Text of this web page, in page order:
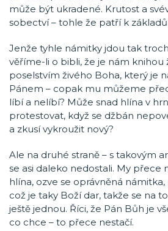
může být ukradené. Krutost a
sobectví – tohle že patří k
Jenže tyhle námitky jdou tak
věříme-li o bibli, že je nám knihou
poselstvím živého Boha, který je
Pánem – copak mu můžeme
líbí a nelíbí? Může snad hlína v
protestovat, když se džbán
a zkusí vykroužit nový?
Ale na druhé straně – s takovým
se asi daleko nedostali. My přece
hlína, ozve se oprávněná
což je taky Boží dar, takže se na
ještě jednou. Říci, že Pán Bůh je
co chce – to přece nestačí.